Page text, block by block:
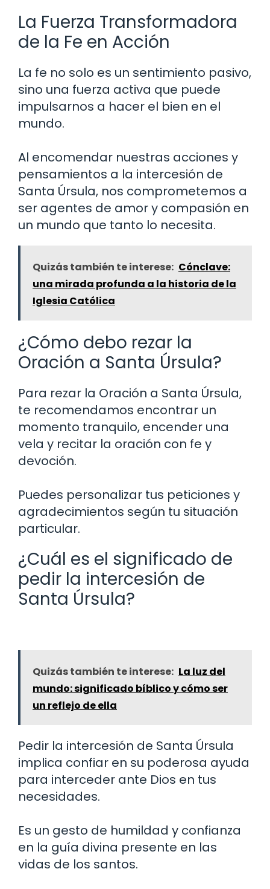
La Fuerza Transformadora
de la Fe en Acción
La fe no solo es un sentimiento pasivo,
sino una fuerza activa que puede
impulsarnos a hacer el bien en el
mundo.
Al encomendar nuestras acciones y
pensamientos a la intercesión de
Santa Úrsula, nos comprometemos a
ser agentes de amor y compasión en
un mundo que tanto lo necesita.
Quizás también te interese: Cónclave:
una mirada profunda a la historia de la
Iglesia Católica
¿Cómo debo rezar la
Oración a Santa Úrsula?
Para rezar la Oración a Santa Úrsula,
te recomendamos encontrar un
momento tranquilo, encender una
vela y recitar la oración con fe y
devoción.
Puedes personalizar tus peticiones y
agradecimientos según tu situación
particular.
¿Cuál es el significado de
pedir la intercesión de
Santa Úrsula?
Quizás también te interese: La luz del
mundo: significado bíblico y cómo ser
un reflejo de ella
Pedir la intercesión de Santa Úrsula
implica confiar en su poderosa ayuda
para interceder ante Dios en tus
necesidades.
Es un gesto de humildad y confianza
en la guía divina presente en las
vidas de los santos.